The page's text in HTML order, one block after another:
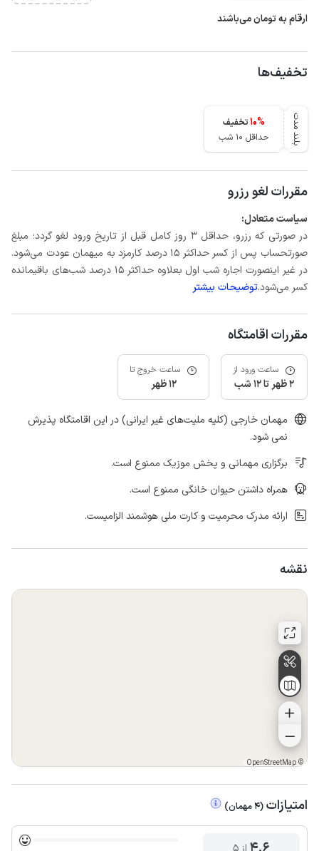
ارقام به تومان می‌باشند
تخفیف‌ها
بلند مدت 10%
تخفیف
حداقل 10 شب
مقررات لغو رزرو
سیاست متعادل:
در صورتی که رزرو، حداقل 3 روز کامل قبل از تاریخ ورود لغو گردد؛ مبلغ
صورتحساب پس از کسر حداکثر 15 درصد کارمزد به میهمان عودت می‌شود.
در غیر اینصورت اجاره شب اول بعلاوه حداکثر 15 درصد شب‌های باقیمانده
کسر می‌شود.توضیحات بیشتر
مقررات اقامتگاه
ساعت ورود از
2 ظهر تا 12 شب
ساعت خروج تا
12 ظهر
مهمان خارجی (کلیه ملیت‌های غیر ایرانی) در این اقامتگاه پذیرش
نمی شود.
برگزاری مهمانی و پخش موزیک ممنوع است.
همراه داشتن حیوان خانگی ممنوع است.
ارائه مدرک محرمیت و کارت ملی هوشمند الزامیست.
نقشه
©
OpenStreetMap
امتیازات (
4مهمان)